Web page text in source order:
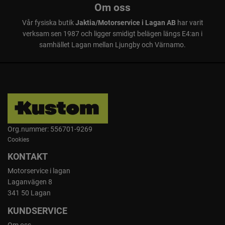
Cirka 20 tvättar.
Hållbarhet: 24 månader, öppnad förpackning.
Förvaring: Frostfritt, oåtkomligt för barn.
För säkerhetsinstruktioner, se förpackning.
Om oss
Vår fysiska butikJaktia/Motorservice i Lagan ABhar varit
verksam sen 1987 och ligger smidigt belägen längs E4:an i
samhället Lagan mellan Ljungby och Värnamo.
Org.nummer: 556701-9269
Cookies
KONTAKT
Motorservice i lagan
Laganvägen 8
341 50 Lagan
KUNDSERVICE